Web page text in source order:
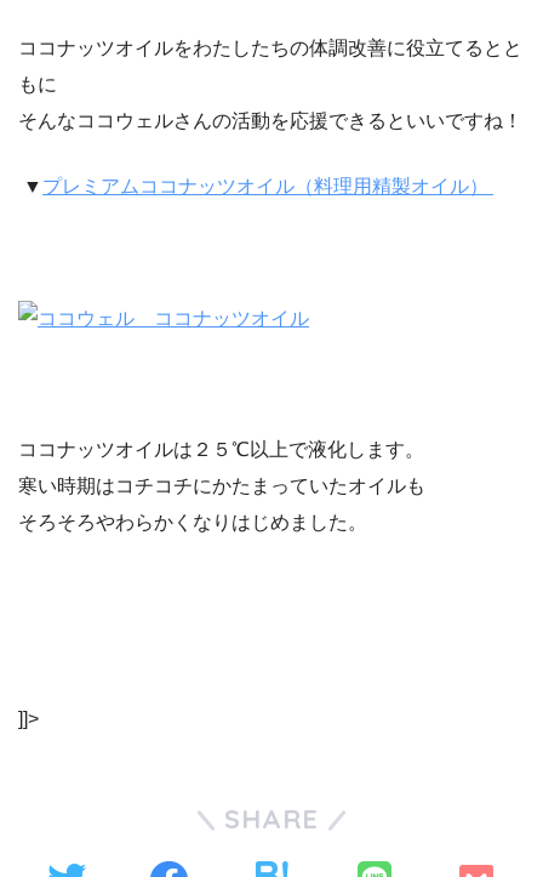
ココナッツオイルをわたしたちの体調改善に役立てるとと
もに
そんなココウェルさんの活動を応援できるといいですね！
▼ プレミアムココナッツオイル（料理用精製オイル）
ココナッツオイルは２５℃以上で液化します。
寒い時期はコチコチにかたまっていたオイルも
そろそろやわらかくなりはじめました。
]]>
SHARE